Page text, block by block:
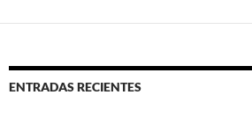
ENTRADAS RECIENTES